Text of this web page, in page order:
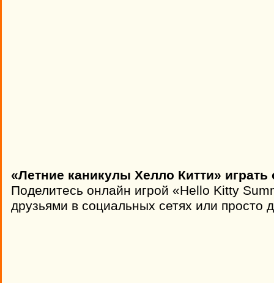
«Летние каникулы Хелло Китти»
Поделитесь онлайн игрой «Hello Kitty
друзьями в социальных сетях или просто